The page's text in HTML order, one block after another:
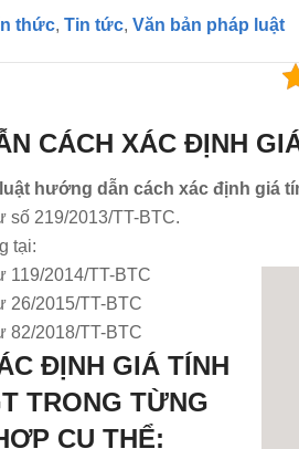
thức,Tin tức,Văn bản pháp luật
CÁCH XÁC ĐỊNH
luật hướng dẫn cách xác định giá
số 219/2013/TT-BTC.
tại:
119/2014/TT-BTC
26/2015/TT-BTC
82/2018/TT-BTC
ĐỊNH GIÁ TÍNH
TRONG TỪNG
CỤ THỂ: